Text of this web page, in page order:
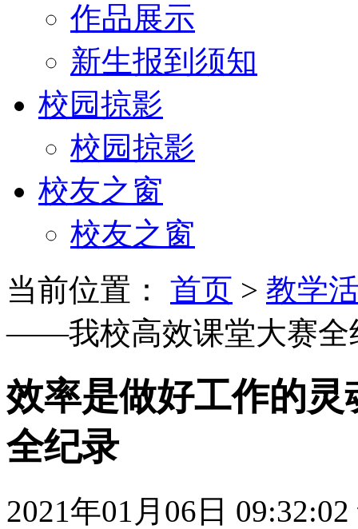
作品展示
新生报到须知
校园掠影
校园掠影
校友之窗
校友之窗
当前位置： 首页 > 教学
——我校高效课堂大赛全
效率是做好工作的
全纪录
2021年01月06日 09:32:02